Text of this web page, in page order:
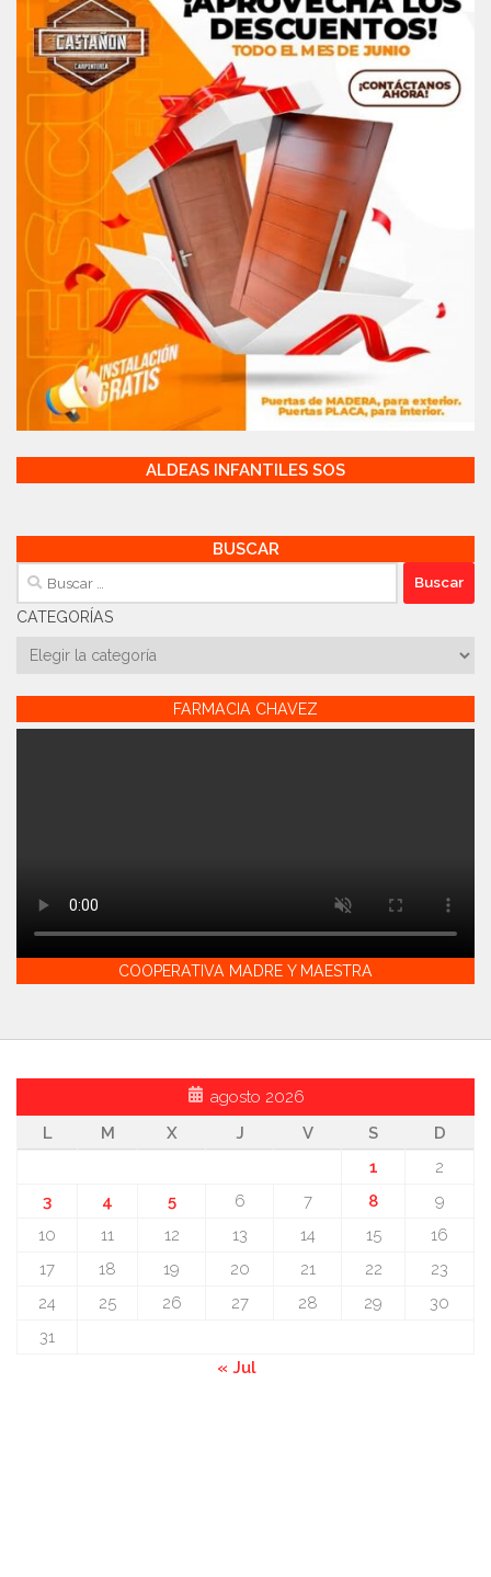
ALDEAS INFANTILES SOS
BUSCAR
Buscar:
CATEGORÍAS
Categorías
FARMACIA CHAVEZ
COOPERATIVA MADRE Y MAESTRA
agosto 2026
L
M X J V S
D
1
2
3
4 5 6 7 8
9
10
11 12 13 14 15
16
17
18 19 20 21 22
23
24
25 26 27 28 29
30
31
« Jul